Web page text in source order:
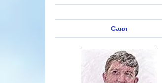
Саня